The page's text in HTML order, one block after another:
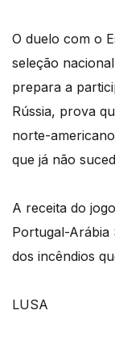
O duelo com o
seleção
prepara a
Rússia, prova
norte-
que já não
A receita do
Portugal-Arábia
dos incêndios
LUSA